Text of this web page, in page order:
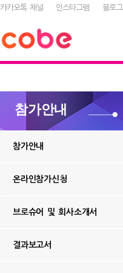
카카오톡 채널 인스타그램 블로그
참가안내
참가안내
온라인참가신청
브로슈어 및 회사소개서
결과보고서